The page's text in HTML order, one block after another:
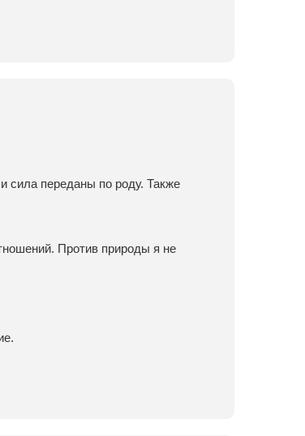
сила переданы по роду. Также
Против природы я не